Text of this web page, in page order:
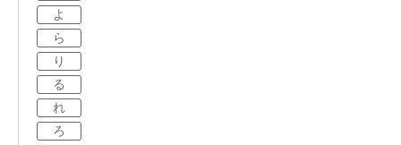
よ
ら
り
る
れ
ろ